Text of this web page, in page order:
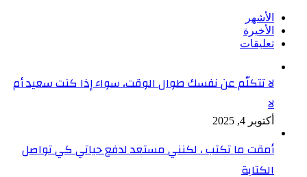
الأشهر
الأخيرة
تعليقات
لا تتكلّم عن نفسك طوال الوقت، سواء إذا كنت سعيد أم
لا
أكتوبر 4, 2025
أمقت ما تكتب ، لكنني مستعد لدفع حياتي كي تواصل
الكتابة